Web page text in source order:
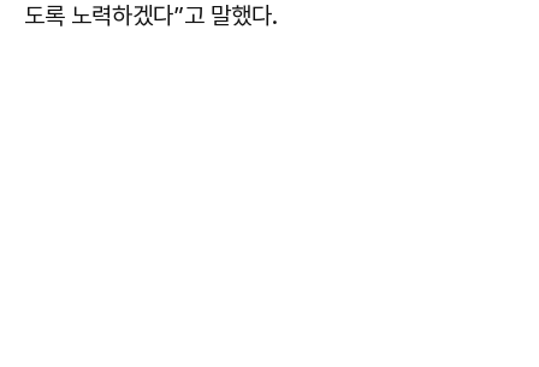
도록 노력하겠다”고 말했다.